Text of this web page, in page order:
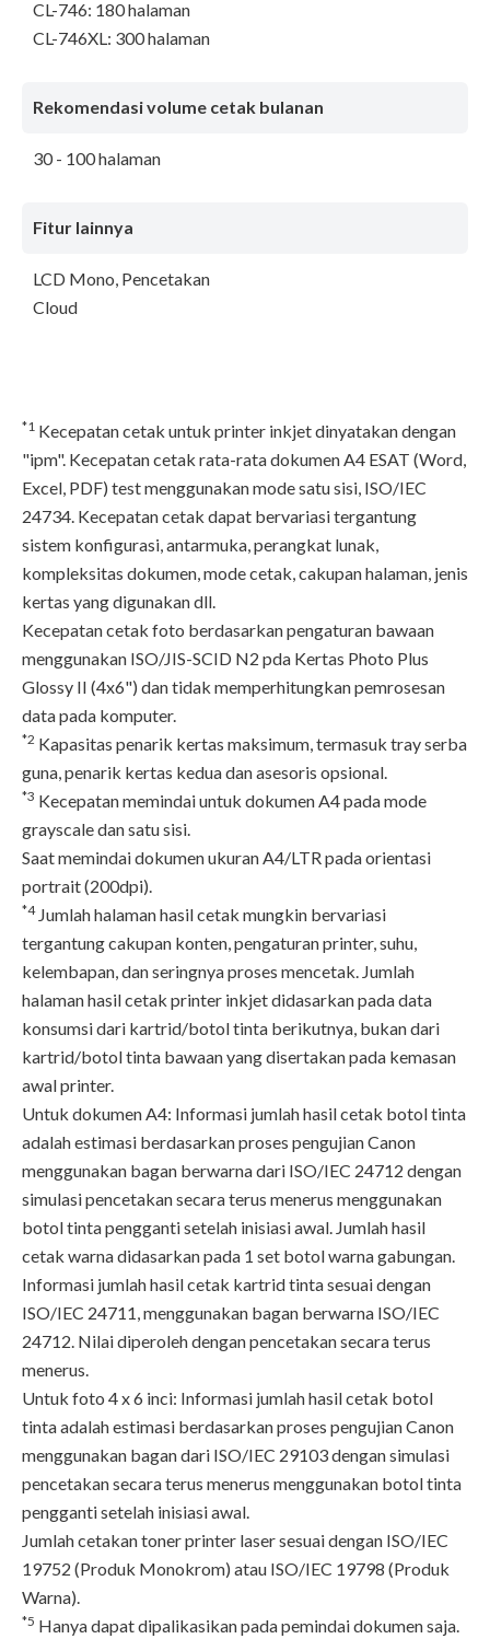
CL-746: 180 halaman
CL-746XL: 300 halaman
Rekomendasi volume cetak bulanan
30 - 100 halaman
Fitur lainnya
LCD Mono, Pencetakan
Cloud
*1 Kecepatan cetak untuk printer inkjet dinyatakan dengan
"ipm". Kecepatan cetak rata-rata dokumen A4 ESAT (Word,
Excel, PDF) test menggunakan mode satu sisi, ISO/IEC
24734. Kecepatan cetak dapat bervariasi tergantung
sistem konfigurasi, antarmuka, perangkat lunak,
kompleksitas dokumen, mode cetak, cakupan halaman, jenis
kertas yang digunakan dll.
Kecepatan cetak foto berdasarkan pengaturan bawaan
menggunakan ISO/JIS-SCID N2 pda Kertas Photo Plus
Glossy II (4x6") dan tidak memperhitungkan pemrosesan
data pada komputer.
*2 Kapasitas penarik kertas maksimum, termasuk tray serba
guna, penarik kertas kedua dan asesoris opsional.
*3 Kecepatan memindai untuk dokumen A4 pada mode
grayscale dan satu sisi.
Saat memindai dokumen ukuran A4/LTR pada orientasi
portrait (200dpi).
*4Jumlah halaman hasil cetak mungkin bervariasi
tergantung cakupan konten, pengaturan printer, suhu,
kelembapan, dan seringnya proses mencetak. Jumlah
halaman hasil cetak printer inkjet didasarkan pada data
konsumsi dari kartrid/botol tinta berikutnya, bukan dari
kartrid/botol tinta bawaan yang disertakan pada kemasan
awal printer.
Untuk dokumen A4: Informasi jumlah hasil cetak botol tinta
adalah estimasi berdasarkan proses pengujian Canon
menggunakan bagan berwarna dari ISO/IEC 24712 dengan
simulasi pencetakan secara terus menerus menggunakan
botol tinta pengganti setelah inisiasi awal. Jumlah hasil
cetak warna didasarkan pada 1 set botol warna gabungan.
Informasi jumlah hasil cetak kartrid tinta sesuai dengan
ISO/IEC 24711, menggunakan bagan berwarna ISO/IEC
24712. Nilai diperoleh dengan pencetakan secara terus
menerus.
Untuk foto 4 x 6 inci: Informasi jumlah hasil cetak botol
tinta adalah estimasi berdasarkan proses pengujian Canon
menggunakan bagan dari ISO/IEC 29103 dengan simulasi
pencetakan secara terus menerus menggunakan botol tinta
pengganti setelah inisiasi awal.
Jumlah cetakan toner printer laser sesuai dengan ISO/IEC
19752 (Produk Monokrom) atau ISO/IEC 19798 (Produk
Warna).
*5 Hanya dapat dipalikasikan pada pemindai dokumen saja.